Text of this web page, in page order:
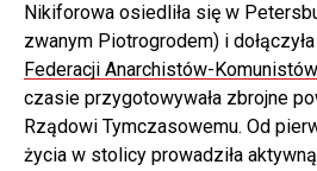
Nikiforowa osiedliła się w
zwanym Piotrogrodem) i
Federacji Anarchistów-Komunistów
czasie przygotowywała zbrojne
Rządowi Tymczasowemu. Od
życia w stolicy prowadziła